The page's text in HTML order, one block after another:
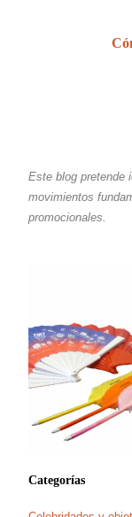
Este blog pretende
movimientos
promocionales.
Categorías